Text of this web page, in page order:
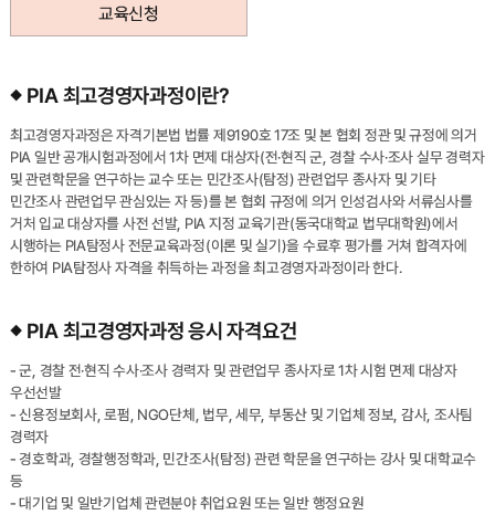
교육신청
PIA 최고경영자과정이란?
최고경영자과정은 자격기본법 법률 제9190호 17조 및 본 협회 정관 및 규정에 의거
PIA 일반 공개시험과정에서 1차 면제 대상자(전·현직 군, 경찰 수사·조사 실무 경력자
및 관련학문을 연구하는 교수 또는 민간조사(탐정) 관련업무 종사자 및 기타
민간조사 관련업무 관심있는 자 등)를 본 협회 규정에 의거 인성검사와 서류심사를
거처 입교 대상자를 사전 선발, PIA 지정 교육기관(동국대학교 법무대학원)에서
시행하는 PIA탐정사 전문교육과정(이론 및 실기)을 수료후 평가를 거쳐 합격자에
한하여 PIA탐정사 자격을 취득하는 과정을 최고경영자과정이라 한다.
PIA 최고경영자과정 응시 자격요건
- 군, 경찰 전·현직 수사·조사 경력자 및 관련업무 종사자로 1차 시험 면제 대상자
우선선발
- 신용정보회사, 로펌, NGO단체, 법무, 세무, 부동산 및 기업체 정보, 감사, 조사팀
경력자
- 경호학과, 경찰행정학과, 민간조사(탐정) 관련 학문을 연구하는 강사 및 대학교수
등
- 대기업 및 일반기업체 관련분야 취업요원 또는 일반 행정요원